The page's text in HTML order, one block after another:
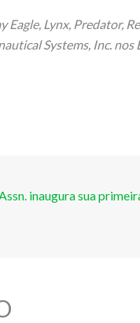
Eagle, Lynx, Predator,
Systems, Inc.
inaugura sua